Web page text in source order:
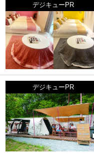
デジキューPR
デジキューPR